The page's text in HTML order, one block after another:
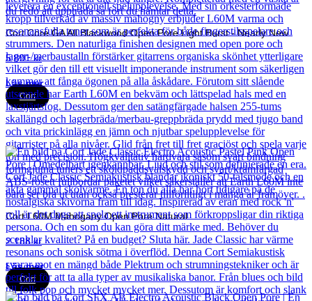
Cort Core GA All Blackwood Open Pore Light Burst - Nearly New
5 891kr
Läs mer
Cort
Cort L60M Mahogany Open Pore Natural
2 188kr
Läs mer
Cort